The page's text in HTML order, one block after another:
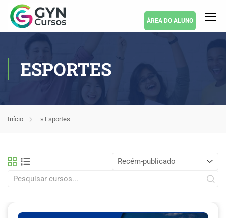
ÁREA DO ALUNO
ESPORTES
Início » Esportes